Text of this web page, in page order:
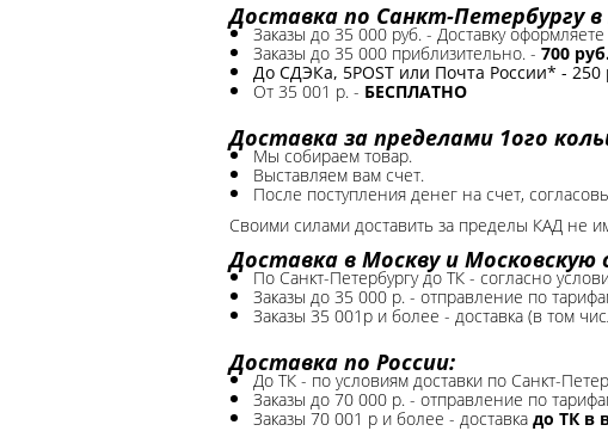
Доставка по Санкт-Петербургу в
Заказы до 35 000 руб. - Доставку
Заказы до 35 000 приблизительно. - 700
До СДЭКа, 5POST или Почта России* - 250
От 35 001 р. - БЕСПЛАТНО
Доставка за пределами 1ого
Мы собираем товар.
Выставляем вам счет.
После поступления денег на счет,
Своими силами доставить за пределы КАД не
Доставка в Москву и Московскую
По Санкт-Петербургу до ТК - согласно
Заказы до 35 000 р. - отправление по
Заказы 35 001р и более - доставка (в том
Доставка по России:
До ТК - по условиям доставки по Санкт-
Заказы до 70 000 р. - отправление по
Заказы 70 001 р и более - доставка до ТК в